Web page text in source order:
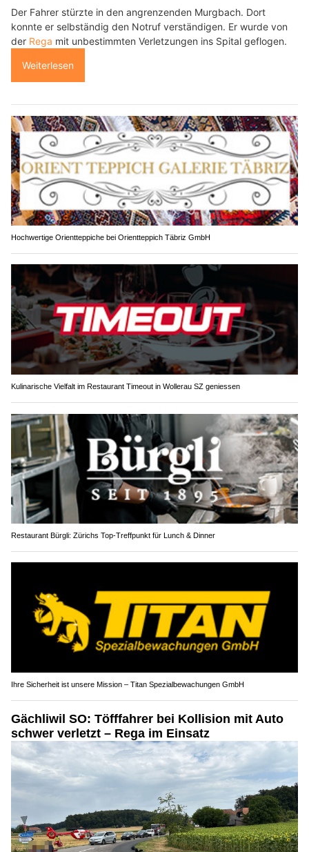
Der Fahrer stürzte in den angrenzenden Murgbach. Dort
konnte er selbständig den Notruf verständigen. Er wurde von
der Rega mit unbestimmten Verletzungen ins Spital geflogen.
Weiterlesen
Hochwertige Orientteppiche bei Orientteppich Täbriz GmbH
Kulinarische Vielfalt im Restaurant Timeout in Wollerau SZ geniessen
Restaurant Bürgli: Zürichs Top-Treffpunkt für Lunch & Dinner
Ihre Sicherheit ist unsere Mission – Titan Spezialbewachungen GmbH
Gächliwil SO: Töfffahrer bei Kollision mit Auto
schwer verletzt – Rega im Einsatz